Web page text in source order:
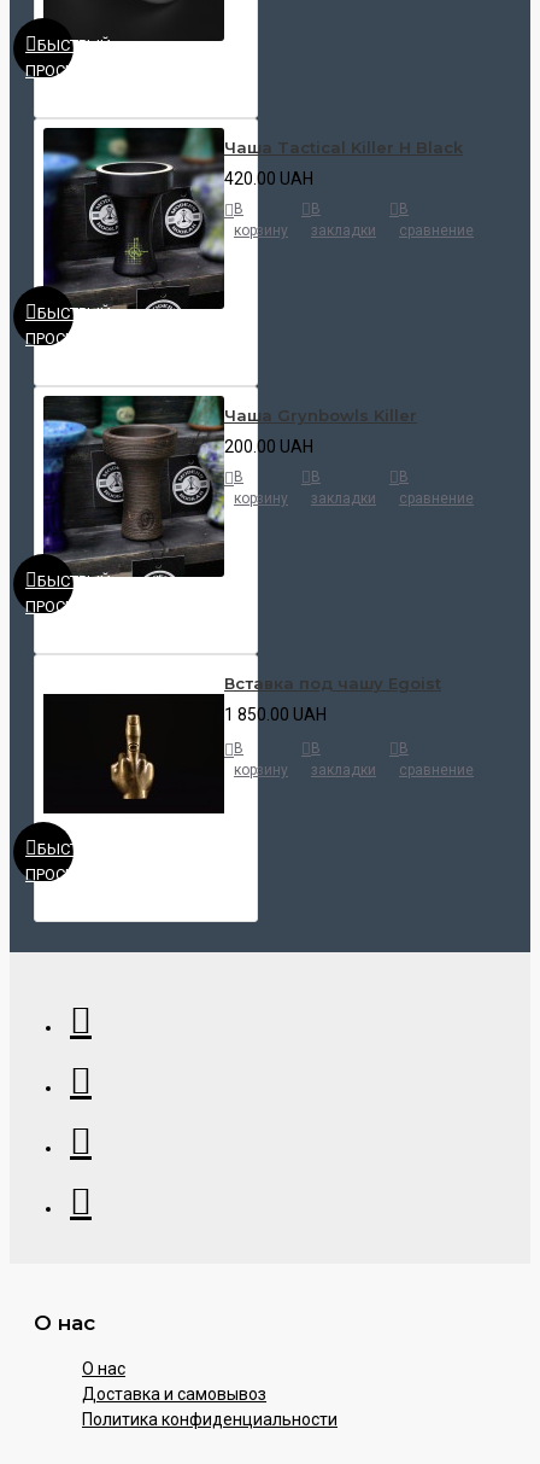
БЫСТРЫЙ
ПРОСМОТР
БЫСТРЫЙ
ПРОСМОТР
Чаша Tactical Killer H Black
420.00 UAH
В
корзину
В
закладки
В
сравнение
БЫСТРЫЙ
ПРОСМОТР
Чаша Grynbowls Killer
200.00 UAH
В
корзину
В
закладки
В
сравнение
БЫСТРЫЙ
ПРОСМОТР
Вставка под чашу Egoist
1 850.00 UAH
В
корзину
В
закладки
В
сравнение
О нас
О нас
Доставка и самовывоз
Политика конфиденциальности